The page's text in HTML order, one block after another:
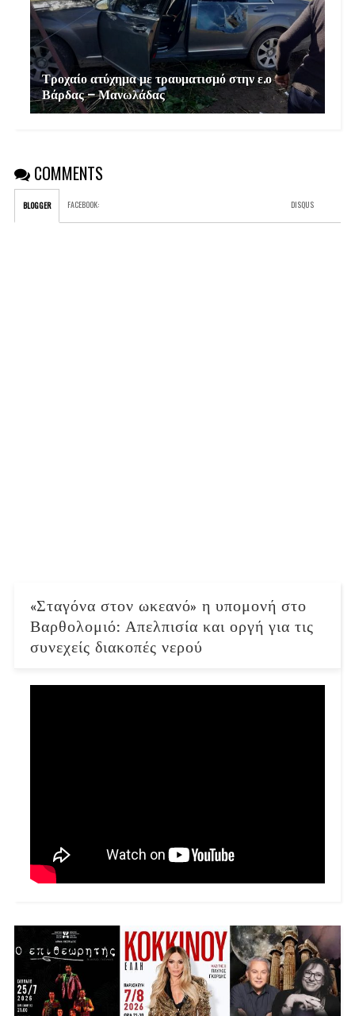
Τροχαίο ατύχημα με τραυματισμό στην ε.ο
Βάρδας – Μανωλάδας
COMMENTS
BLOGGER FACEBOOK: DISQUS
«Σταγόνα στον ωκεανό» η υπομονή στο
Βαρθολομιό: Απελπισία και οργή για τις
συνεχείς διακοπές νερού